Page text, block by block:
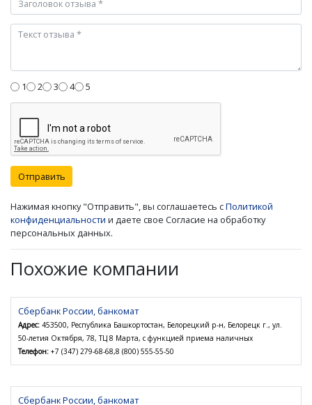
1 2 3 4 5
Отправить
Нажимая кнопку "Отправить", вы соглашаетесь сПолитикой
конфиденциальности и даете свое Согласие на обработку
персональных данных.
Похожие компании
Сбербанк России, банкомат
Адрес: 453500, Республика Башкортостан, Белорецкий р-н, Белорецк г., ул.
50-летия Октября, 78, ТЦ 8 Марта, с функцией приема наличных
Телефон: +7 (347) 279-68-68,8 (800) 555-55-50
Сбербанк России, банкомат